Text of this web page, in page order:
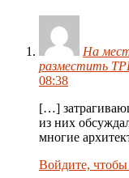
На
разместить
08:38
[…]
из них
многие
Войдите, чтобы